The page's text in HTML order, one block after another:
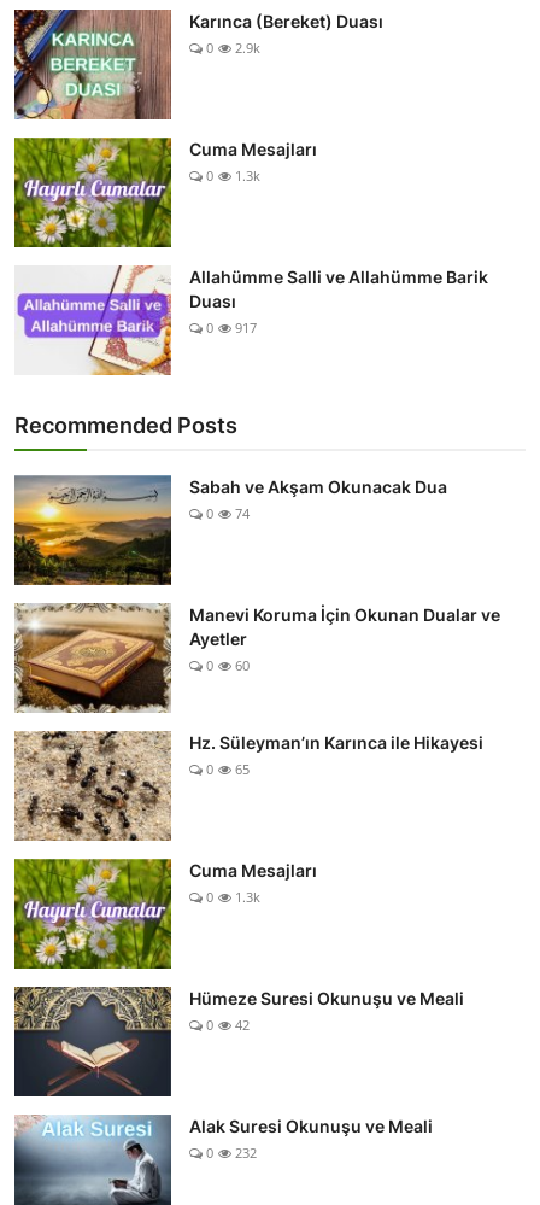
Karınca (Bereket) Duası
0 2.9k
Cuma Mesajları
0 1.3k
Allahümme Salli ve Allahümme Barik
Duası
0 917
Recommended Posts
Sabah ve Akşam Okunacak Dua
0 74
Manevi Koruma İçin Okunan Dualar ve
Ayetler
0 60
Hz. Süleyman’ın Karınca ile Hikayesi
0 65
Cuma Mesajları
0 1.3k
Hümeze Suresi Okunuşu ve Meali
0 42
Alak Suresi Okunuşu ve Meali
0 232